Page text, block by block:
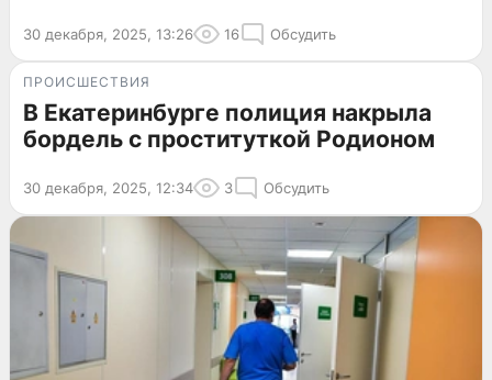
30 декабря, 2025, 13:26 16 Обсудить
ПРОИСШЕСТВИЯ
В Екатеринбурге полиция накрыла
бордель с проституткой Родионом
30 декабря, 2025, 12:34 3 Обсудить